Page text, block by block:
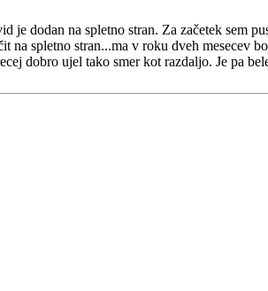
dodan na spletno stran. Za začetek sem
na spletno stran...ma v roku dveh mesecev
dobro ujel tako smer kot razdaljo. Je pa